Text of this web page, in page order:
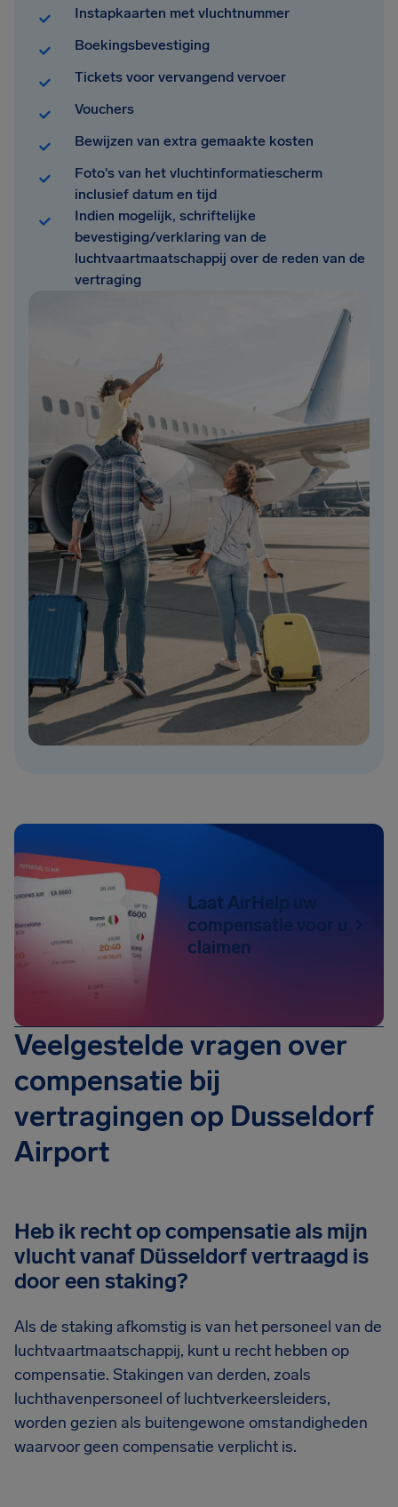
Instapkaarten met vluchtnummer
Boekingsbevestiging
Tickets voor vervangend vervoer
Vouchers
Bewijzen van extra gemaakte kosten
Foto's van het vluchtinformatiescherm
inclusief datum en tijd
Indien mogelijk, schriftelijke
bevestiging/verklaring van de
luchtvaartmaatschappij over de reden van de
vertraging
Laat AirHelp uw
compensatie voor u
claimen
Veelgestelde vragen over
compensatie bij
vertragingen op Dusseldorf
Airport
Heb ik recht op compensatie als mijn
vlucht vanaf Düsseldorf vertraagd is
door een staking?
Als de staking afkomstig is van het personeel van de
luchtvaartmaatschappij, kunt u recht hebben op
compensatie. Stakingen van derden, zoals
luchthavenpersoneel of luchtverkeersleiders,
worden gezien als buitengewone omstandigheden
waarvoor geen compensatie verplicht is.